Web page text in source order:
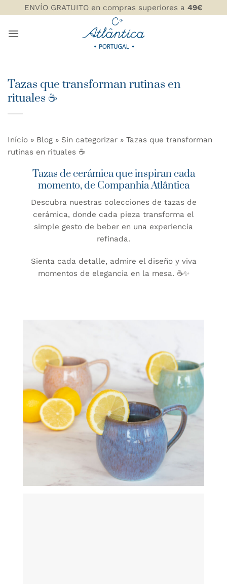
al
contenido
ENVÍO GRATUITO en compras superiores a 49€
Tazas que transforman rutinas en
rituales ☕
Início » Blog » Sin categorizar » Tazas que transforman
rutinas en rituales ☕
Tazas de cerámica que inspiran cada
momento, de Companhia Atlântica
Descubra nuestras colecciones de tazas de
cerámica, donde cada pieza transforma el
simple gesto de beber en una experiencia
refinada.
Sienta cada detalle, admire el diseño y viva
momentos de elegancia en la mesa. ☕✨